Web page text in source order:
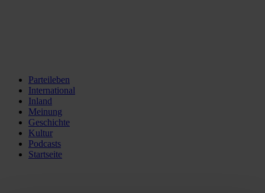
Parteileben
International
Inland
Meinung
Geschichte
Kultur
Podcasts
Startseite